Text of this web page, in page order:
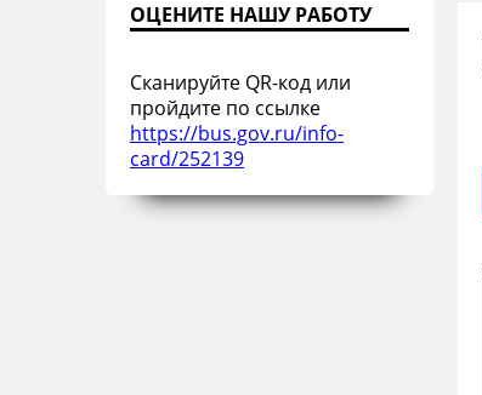
ОЦЕНИТЕ НАШУ РАБОТУ
Сканируйте QR-код или
пройдите по ссылке
https://bus.gov.ru/info-
card/252139